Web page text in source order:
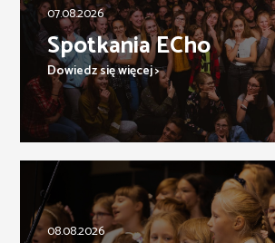
07.08.2026
Spotkania ECho
Dowiedz się więcej >
08.08.2026